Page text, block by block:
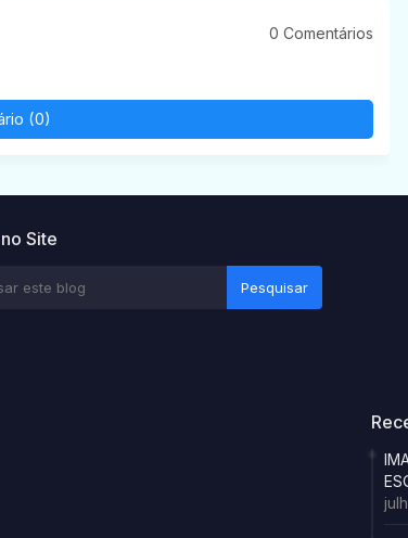
0 Comentários
(0)
Site